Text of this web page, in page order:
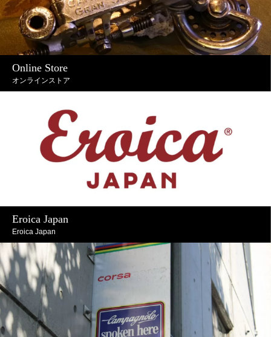
Online Store
オンラインストア
Eroica Japan
Eroica Japan